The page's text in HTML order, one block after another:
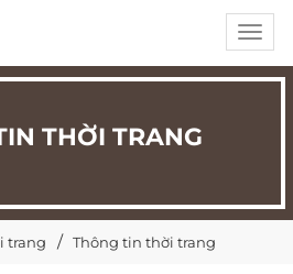
THỜI TRANG
trang Thông tin thời trang